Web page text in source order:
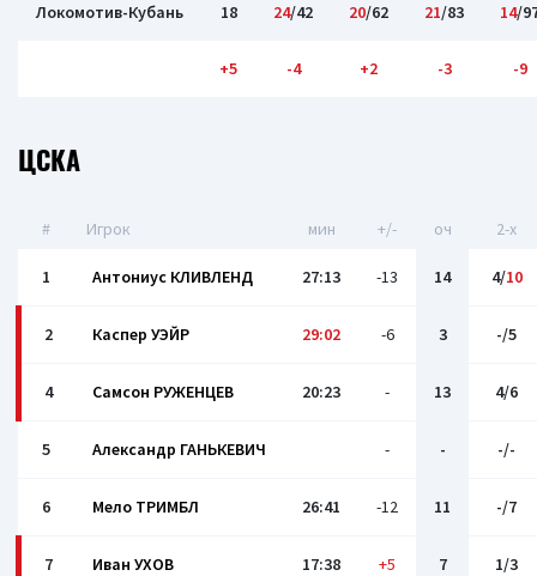
Локомотив-Кубань 18 24/42 20/62 21/83 14/
+5 -4 +2 -3 -9
ЦСКА
# Игрок мин +/- оч 2-x
1 Антониус КЛИВЛЕНД 27:13 -13 14 4/10
2 Каспер УЭЙР 29:02 -6 3 -/5
4 Самсон РУЖЕНЦЕВ 20:23 - 13 4/6
5 Александр ГАНЬКЕВИЧ - - -/-
6 Мело ТРИМБЛ 26:41 -12 11 -/7
7 Иван УХОВ 17:38 +5 7 1/3